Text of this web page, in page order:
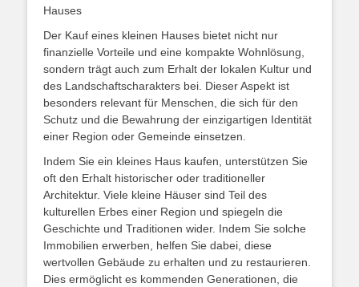
Hauses
Der Kauf eines kleinen Hauses bietet nicht nur
finanzielle Vorteile und eine kompakte Wohnlösung,
sondern trägt auch zum Erhalt der lokalen Kultur und
des Landschaftscharakters bei. Dieser Aspekt ist
besonders relevant für Menschen, die sich für den
Schutz und die Bewahrung der einzigartigen Identität
einer Region oder Gemeinde einsetzen.
Indem Sie ein kleines Haus kaufen, unterstützen Sie
oft den Erhalt historischer oder traditioneller
Architektur. Viele kleine Häuser sind Teil des
kulturellen Erbes einer Region und spiegeln die
Geschichte und Traditionen wider. Indem Sie solche
Immobilien erwerben, helfen Sie dabei, diese
wertvollen Gebäude zu erhalten und zu restaurieren.
Dies ermöglicht es kommenden Generationen, die